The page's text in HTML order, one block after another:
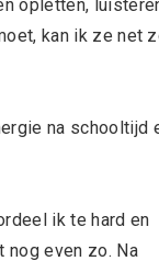
opletten,
kan ik ze net
na schooltijd
ik te hard en
nog even zo. Na